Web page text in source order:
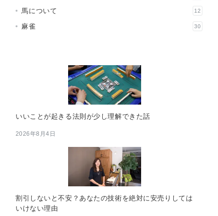
馬について 12
麻雀 30
いいことが起きる法則が少し理解できた話
2026年8月4日
割引しないと不安？あなたの技術を絶対に安売りしては
いけない理由